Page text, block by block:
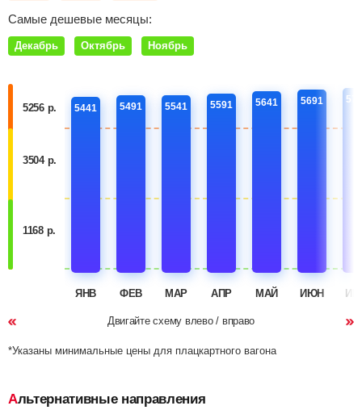
Самые дешевые месяцы:
Декабрь Октябрь Ноябрь
5256 р.
3504 р.
1168 р.
5441
ЯНВ
5491
ФЕВ
5541
МАР
5591
АПР
5641
МАЙ
5691
ИЮН
Двигайте схему влево / вправо
*Указаны минимальные цены для плацкартного вагона
Альтернативные направления